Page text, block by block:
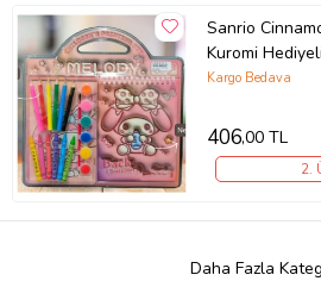
Sanrio
Kuromi
Kargo Bedava
406,00 TL
2.
Daha Fazla